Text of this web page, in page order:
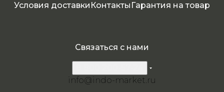
Условия доставки Контакты Гарантия на товар
Связаться с нами
info@indo-market.ru